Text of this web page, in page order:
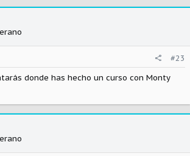
#23
donde has hecho un curso con Monty